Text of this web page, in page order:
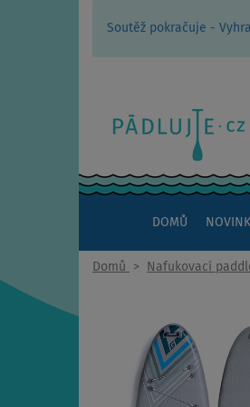
Soutěž pokračuje -
DOMŮ
Domů > Nafukovací